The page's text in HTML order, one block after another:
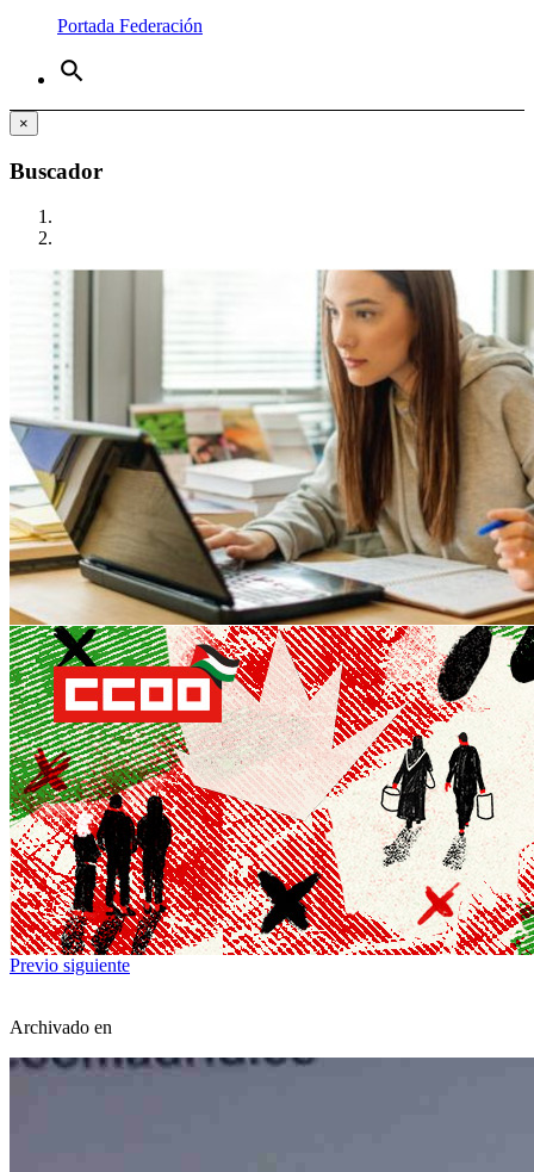
Portada Federación
search
×
Buscador
Previo siguiente
Archivado en